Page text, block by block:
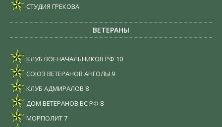
СТУДИЯ ГРЕКОВА
ВЕТЕРАНЫ
КЛУБ ВОЕНАЧАЛЬНИКОВ РФ 10
СОЮЗ ВЕТЕРАНОВ АНГОЛЫ 9
КЛУБ АДМИРАЛОВ 8
ДОМ ВЕТЕРАНОВ ВС РФ 8
МОРПОЛИТ7